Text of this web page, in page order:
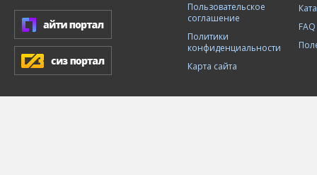
Пользовательское
соглашение
Политики
конфиденциальности
Карта сайта
FAQ